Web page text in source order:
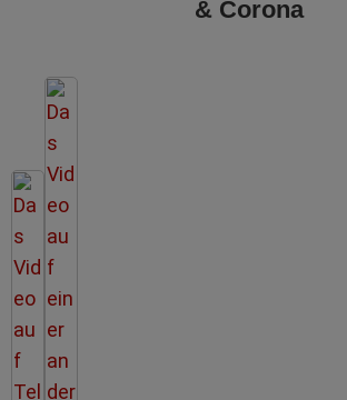
& Corona